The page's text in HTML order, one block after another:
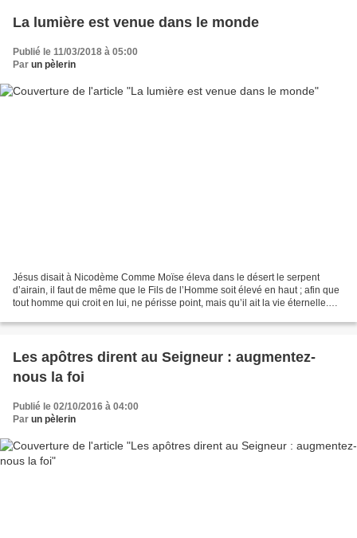
La lumière est venue dans le monde
Publié le 11/03/2018 à 05:00
Par un pèlerin
Jésus disait à Nicodème Comme Moïse éleva dans le désert le serpent
d’airain, il faut de même que le Fils de l’Homme soit élevé en haut ; afin que
tout homme qui croit en lui, ne périsse point, mais qu’il ait la vie éternelle.
Les apôtres dirent au Seigneur : augmentez-
nous la foi
Publié le 02/10/2016 à 04:00
Par un pèlerin